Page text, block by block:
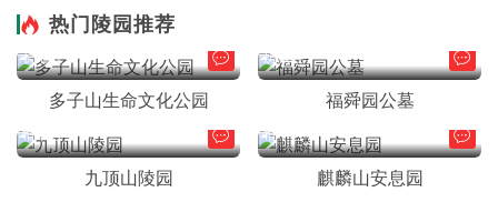
热门陵园推荐
长清区
多子山生命文化公园
历城区
福舜园公墓
市中区
九顶山陵园
市中区
麒麟山安息园